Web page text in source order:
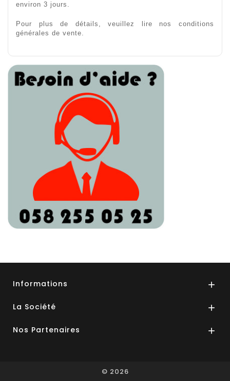
environ 3 jours.
Pour plus de détails, veuillez lire nos conditions
générales de vente.
Informations 
La Société 
Nos Partenaires 
© 2026